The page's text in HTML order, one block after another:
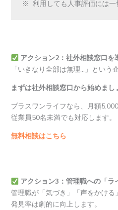
アクション2：社外相談窓口を
「いきなり全部は無理…」という
まずは社外相談窓口から始めまし
プラスワンライフなら、月額
従業員50名未満でも対応します。
無料相談はこちら
アクション3：管理職への「ラ
管理職が「気づき」「声をかけ
発見率は劇的に向上します。